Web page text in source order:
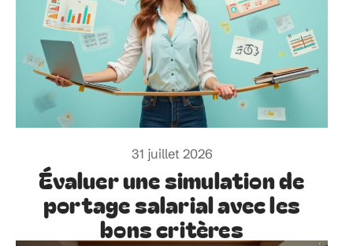
31 juillet 2026
Évaluer une simulation de
portage salarial avec les
bons critères